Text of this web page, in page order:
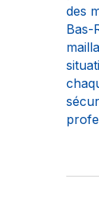
des
Bas-